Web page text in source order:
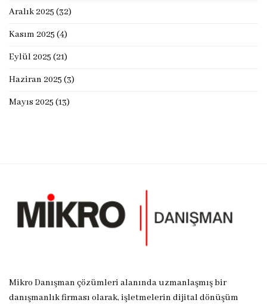
Aralık 2025 (32)
Kasım 2025 (4)
Eylül 2025 (21)
Haziran 2025 (3)
Mayıs 2025 (13)
Mikro Danışman çözümleri alanında uzmanlaşmış bir
danışmanlık firması olarak, işletmelerin dijital dönüşüm